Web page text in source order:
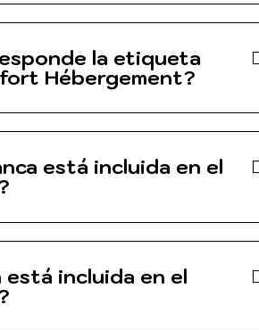
la etiqueta
Hébergement?
está incluida en el
está incluida en el